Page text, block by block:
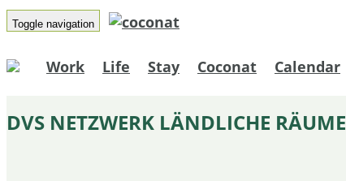
Toggle navigation
Work Life Stay Coconat Calendar
DVS NETZWERK LÄNDLICHE RÄUME